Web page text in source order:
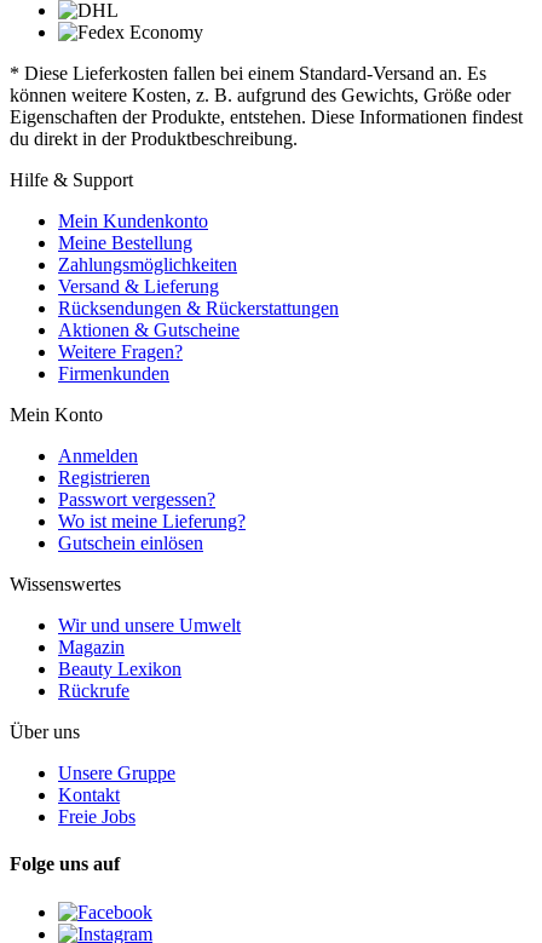
* Diese Lieferkosten fallen bei einem Standard-Versand an. Es
können weitere Kosten, z. B. aufgrund des Gewichts, Größe oder
Eigenschaften der Produkte, entstehen. Diese Informationen findest
du direkt in der Produktbeschreibung.
Hilfe & Support
Mein Kundenkonto
Meine Bestellung
Zahlungsmöglichkeiten
Versand & Lieferung
Rücksendungen & Rückerstattungen
Aktionen & Gutscheine
Weitere Fragen?
Firmenkunden
Mein Konto
Anmelden
Registrieren
Passwort vergessen?
Wo ist meine Lieferung?
Gutschein einlösen
Wissenswertes
Wir und unsere Umwelt
Magazin
Beauty Lexikon
Rückrufe
Über uns
Unsere Gruppe
Kontakt
Freie Jobs
Folge uns auf